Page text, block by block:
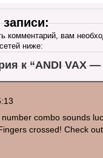
комментарий, вам
ниже:
к “ANDI VAX
combo sounds
crossed! Check